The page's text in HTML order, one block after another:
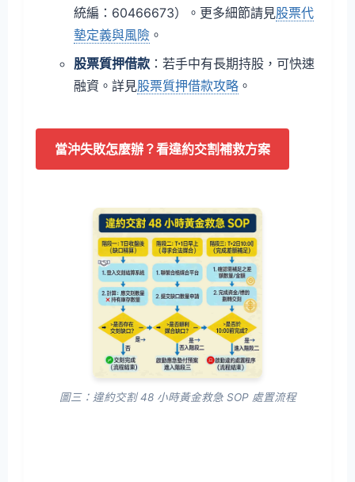
統編：60466673）。更多細節請見股票代
墊定義與風險 。
股票質押借款 ：若手中有長期持股，可快速
融資。詳見股票質押借款攻略 。
當沖失敗怎麼辦？看違約交割補救方案
圖三：違約交割 48 小時黃金救急 SOP 處置流程